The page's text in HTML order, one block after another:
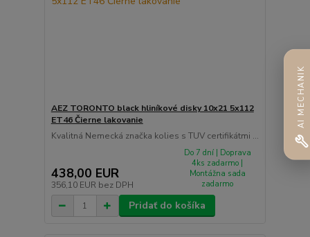
AEZ TORONTO black hliníkové disky 10x21 5x112
ET46 Čierne lakovanie
Kvalitná Nemecká značka kolies s TUV certifikátmi ...
438,00 EUR
356,10 EUR bez DPH
Do 7 dní | Doprava
4ks zadarmo |
Montážna sada
zadarmo
Pridať do košíka
AI MECHANIK